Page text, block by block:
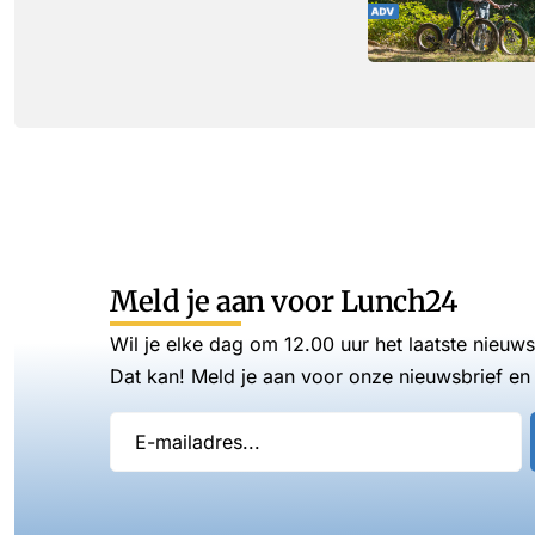
Meld je aan voor Lunch24
Wil je elke dag om 12.00 uur het laatste
Dat kan! Meld je aan voor onze nieuwsbrief